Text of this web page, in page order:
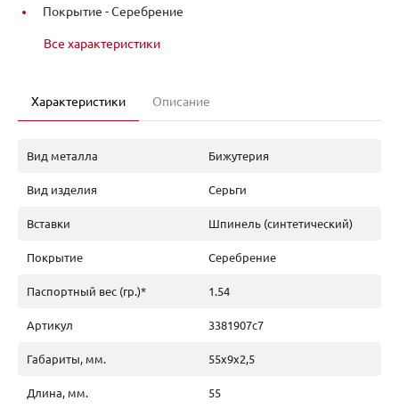
Покрытие -Серебрение
Все характеристики
Характеристики Описание
Вид металла Бижутерия
Вид изделия Серьги
Вставки Шпинель (синтетический)
Покрытие Серебрение
Паспортный вес (гр.)* 1.54
Артикул 3381907с7
Габариты, мм. 55х9х2,5
Длина, мм. 55